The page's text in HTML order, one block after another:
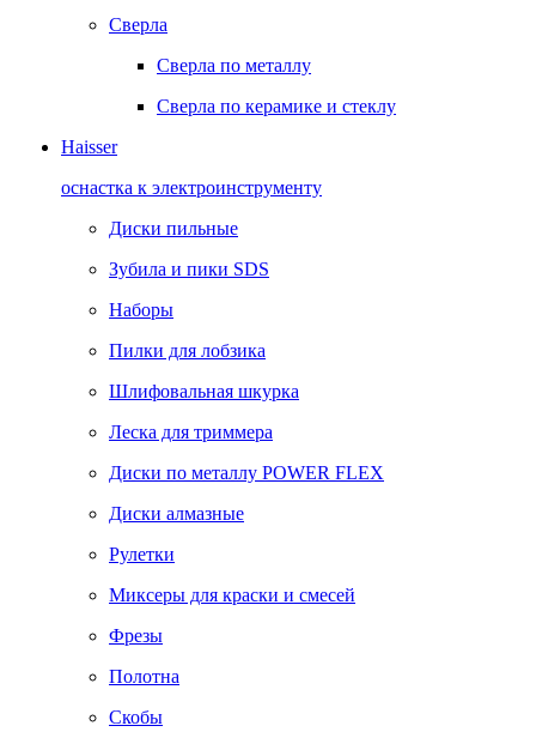
Сверла
Сверла по металлу
Сверла по керамике и стеклу
Haisser
оснастка к электроинструменту
Диски пильные
Зубила и пики SDS
Наборы
Пилки для лобзика
Шлифовальная шкурка
Леска для триммера
Диски по металлу POWER FLEX
Диски алмазные
Рулетки
Миксеры для краски и смесей
Фрезы
Полотна
Скобы